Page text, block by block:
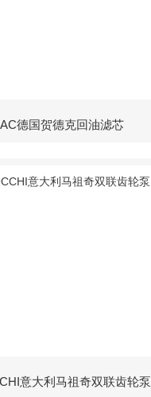
德国贺德克回油滤芯
意大利马祖奇双联齿轮泵